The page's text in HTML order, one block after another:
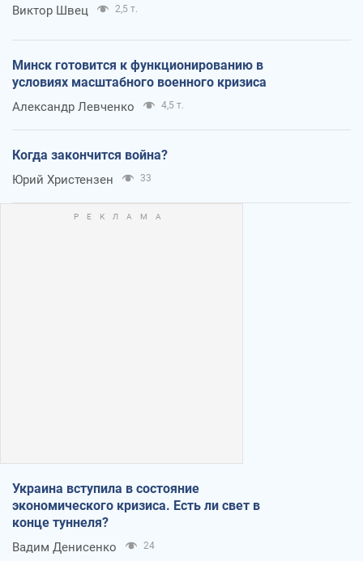
Виктор Швец 2,5 т.
Минск готовится к функционированию в
условиях масштабного военного кризиса
Александр Левченко 4,5 т.
Когда закончится война?
Юрий Христензен 33
Украина вступила в состояние
экономического кризиса. Есть ли свет в
конце туннеля?
Вадим Денисенко 24